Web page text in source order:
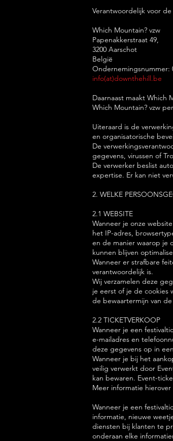
Verantwoordelijk voor
Which Mountain? vzw
Papenakkerstraat 49,
3200 Aarschot
België
Ondernemingsnummer:
info(at)downthehill.be
Daarnaast maakt Which
Which Mountain? vzw
Uiteraard is de
en organisatorische
De
gegevens, virussen of
De verwerker beslist
expertise. Er kan niet
2. WELKE
2.1 WEBSITE
Wanneer je onze
het IP-adres,
en de manier waarop je
kunnen blijven
Wanneer er strafbare
verantwoordelijk is.
Wij verzamelen deze
je eerst of je de cookies
de bewaartermijn van
2.2 TICKETVERKOOP
Wanneer je een
e-mailadres en
deze gegevens op in
Wanneer je bij het
veilig verwerkt door
kan bewaren. Event-
Meer informatie
Wanneer je een
informatie, nieuwe
diensten bij klanten te
onderaan elke